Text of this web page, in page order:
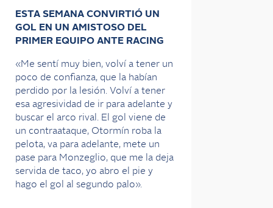
ESTA SEMANA CONVIRTIÓ UN
GOL EN UN AMISTOSO DEL
PRIMER EQUIPO ANTE RACING
«Me sentí muy bien, volví a tener un
poco de confianza, que la habían
perdido por la lesión. Volví a tener
esa agresividad de ir para adelante y
buscar el arco rival. El gol viene de
un contraataque, Otormín roba la
pelota, va para adelante, mete un
pase para Monzeglio, que me la deja
servida de taco, yo abro el pie y
hago el gol al segundo palo».